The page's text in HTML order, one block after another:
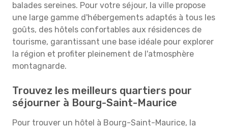
balades sereines. Pour votre séjour, la ville propose
une large gamme d'hébergements adaptés à tous les
goûts, des hôtels confortables aux résidences de
tourisme, garantissant une base idéale pour explorer
la région et profiter pleinement de l'atmosphère
montagnarde.
Trouvez les meilleurs quartiers pour
séjourner à Bourg-Saint-Maurice
Pour trouver un hôtel à Bourg-Saint-Maurice, la